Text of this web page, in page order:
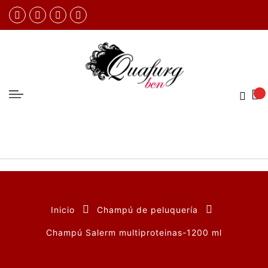
Inicio Champú de peluquería
Champú Salerm multiproteinas-1200 ml